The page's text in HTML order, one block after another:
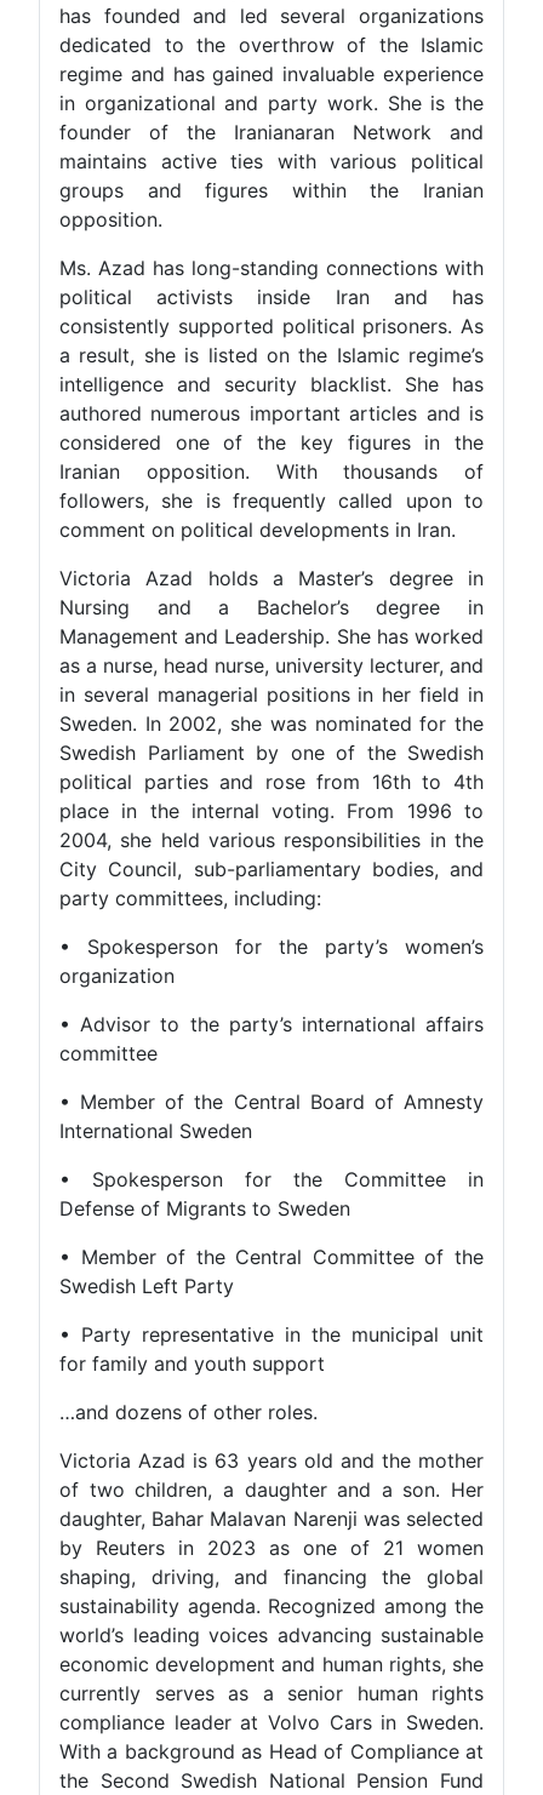
has founded and led several organizations
dedicated to the overthrow of the Islamic
regime and has gained invaluable experience
in organizational and party work. She is the
founder of the Iranianaran Network and
maintains active ties with various political
groups and figures within the Iranian
opposition.
Ms. Azad has long-standing connections with
political activists inside Iran and has
consistently supported political prisoners. As
a result, she is listed on the Islamic regime’s
intelligence and security blacklist. She has
authored numerous important articles and is
considered one of the key figures in the
Iranian opposition. With thousands of
followers, she is frequently called upon to
comment on political developments in Iran.
Victoria Azad holds a Master’s degree in
Nursing and a Bachelor’s degree in
Management and Leadership. She has worked
as a nurse, head nurse, university lecturer, and
in several managerial positions in her field in
Sweden. In 2002, she was nominated for the
Swedish Parliament by one of the Swedish
political parties and rose from 16th to 4th
place in the internal voting. From 1996 to
2004, she held various responsibilities in the
City Council, sub-parliamentary bodies, and
party committees, including:
• Spokesperson for the party’s women’s
organization
• Advisor to the party’s international affairs
committee
• Member of the Central Board of Amnesty
International Sweden
• Spokesperson for the Committee in
Defense of Migrants to Sweden
• Member of the Central Committee of the
Swedish Left Party
• Party representative in the municipal unit
for family and youth support
…and dozens of other roles.
Victoria Azad is 63 years old and the mother
of two children, a daughter and a son. Her
daughter, Bahar Malavan Narenji was selected
by Reuters in 2023 as one of 21 women
shaping, driving, and financing the global
sustainability agenda. Recognized among the
world’s leading voices advancing sustainable
economic development and human rights, she
currently serves as a senior human rights
compliance leader at Volvo Cars in Sweden.
With a background as Head of Compliance at
the Second Swedish National Pension Fund